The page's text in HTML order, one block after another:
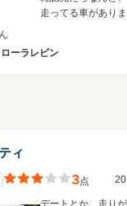
走ってる車があり
車がありました。
ローラレビン
ィ
3点
デートとか、走り